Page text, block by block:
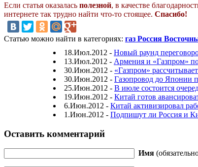
Если статья оказалась полезной, в качестве
интернете так трудно найти что-то стоящее. Спасибо!
Статью можно найти в категориях: газ Россия
18.Июл.2012 - Новый раунд
13.Июл.2012 - Армения и «Газпром»
30.Июн.2012 - «Газпром»
30.Июн.2012 - Газопровод до Японии
25.Июн.2012 - В июле состоится
19.Июн.2012 - Китай готов
6.Июн.2012 - Китай активизировал
1.Июн.2012 - Подпишут ли Россия и
Оставить комментарий
Имя